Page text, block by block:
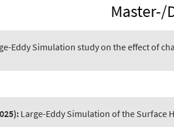
Eddy Simulation study on the effect of
Large-Eddy Simulation of the Surface